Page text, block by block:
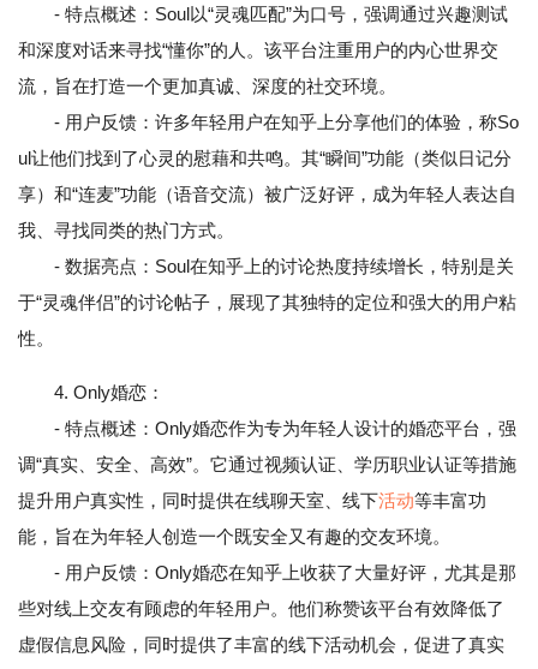
- 特点概述：Soul以“灵魂匹配”为口号，强调通过兴趣测试
和深度对话来寻找“懂你”的人。该平台注重用户的内心世界交
流，旨在打造一个更加真诚、深度的社交环境。
- 用户反馈：许多年轻用户在知乎上分享他们的体验，称So
ul让他们找到了心灵的慰藉和共鸣。其“瞬间”功能（类似日记分
享）和“连麦”功能（语音交流）被广泛好评，成为年轻人表达自
我、寻找同类的热门方式。
- 数据亮点：Soul在知乎上的讨论热度持续增长，特别是关
于“灵魂伴侣”的讨论帖子，展现了其独特的定位和强大的用户粘
性。
4. Only婚恋：
- 特点概述：Only婚恋作为专为年轻人设计的婚恋平台，强
调“真实、安全、高效”。它通过视频认证、学历职业认证等措施
提升用户真实性，同时提供在线聊天室、线下活动等丰富功
能，旨在为年轻人创造一个既安全又有趣的交友环境。
- 用户反馈：Only婚恋在知乎上收获了大量好评，尤其是那
些对线上交友有顾虑的年轻用户。他们称赞该平台有效降低了
虚假信息风险，同时提供了丰富的线下活动机会，促进了真实